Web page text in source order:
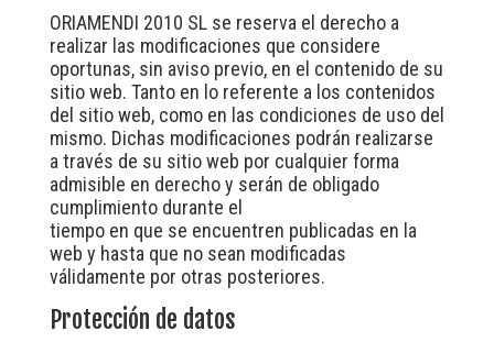
ORIAMENDI 2010 SL se reserva el derecho a
realizar las modificaciones que considere
oportunas, sin aviso previo, en el contenido de su
sitio web. Tanto en lo referente a los contenidos
del sitio web, como en las condiciones de uso del
mismo. Dichas modificaciones podrán realizarse
a través de su sitio web por cualquier forma
admisible en derecho y serán de obligado
cumplimiento durante el
tiempo en que se encuentren publicadas en la
web y hasta que no sean modificadas
válidamente por otras posteriores.
Protección de datos